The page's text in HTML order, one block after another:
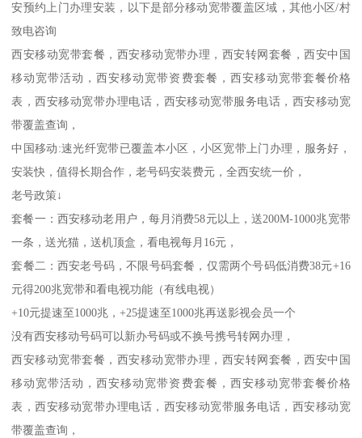
安预约上门办理安装，以下是部分移动宽带覆盖区域，其他小区/村
致电咨询
西安移动宽带套餐，西安移动宽带办理，西安转网套餐，西安中国
移动宽带活动，西安移动宽带资费套餐，西安移动宽带套餐价格
表，西安移动宽带办理电话，西安移动宽带服务电话，西安移动宽
带覆盖查询，
中国移动:速光纤宽带已覆盖本小区，小区宽带上门办理，服务好，
安装快，值得长期合作，老号码安装费元，全西安统一价，
老号政策↓
套餐一：西安移动老用户，每月消费58元以上，送200M-1000兆宽带
一条，送光猫，送机顶盒，看电视每月16元，
套餐二：西安老号码，不限号码套餐，仅需两个号码低消费38元+16
元得200兆宽带和看电视功能（有线电视）
+10元提速至1000兆，+25提速至1000兆再送影视会员一个
没有西安移动号码可以新办号码或不换号携号转网办理，
西安移动宽带套餐，西安移动宽带办理，西安转网套餐，西安中国
移动宽带活动，西安移动宽带资费套餐，西安移动宽带套餐价格
表，西安移动宽带办理电话，西安移动宽带服务电话，西安移动宽
带覆盖查询，